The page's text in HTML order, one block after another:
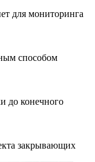
для мониторинга
способом
до конечного
закрывающих